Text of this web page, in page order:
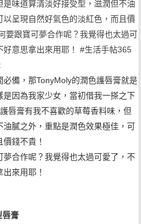
必備，那TonyMoly的潤色護唇膏就是
因為我家少女，當初借我一搽之下
唇膏有我不喜歡的草莓香料味，但
膩之外，重點是潤色效果極佳，可
錢不貴！
合作呢？我覺得也太過可愛了，不
來用耶！
唇膏